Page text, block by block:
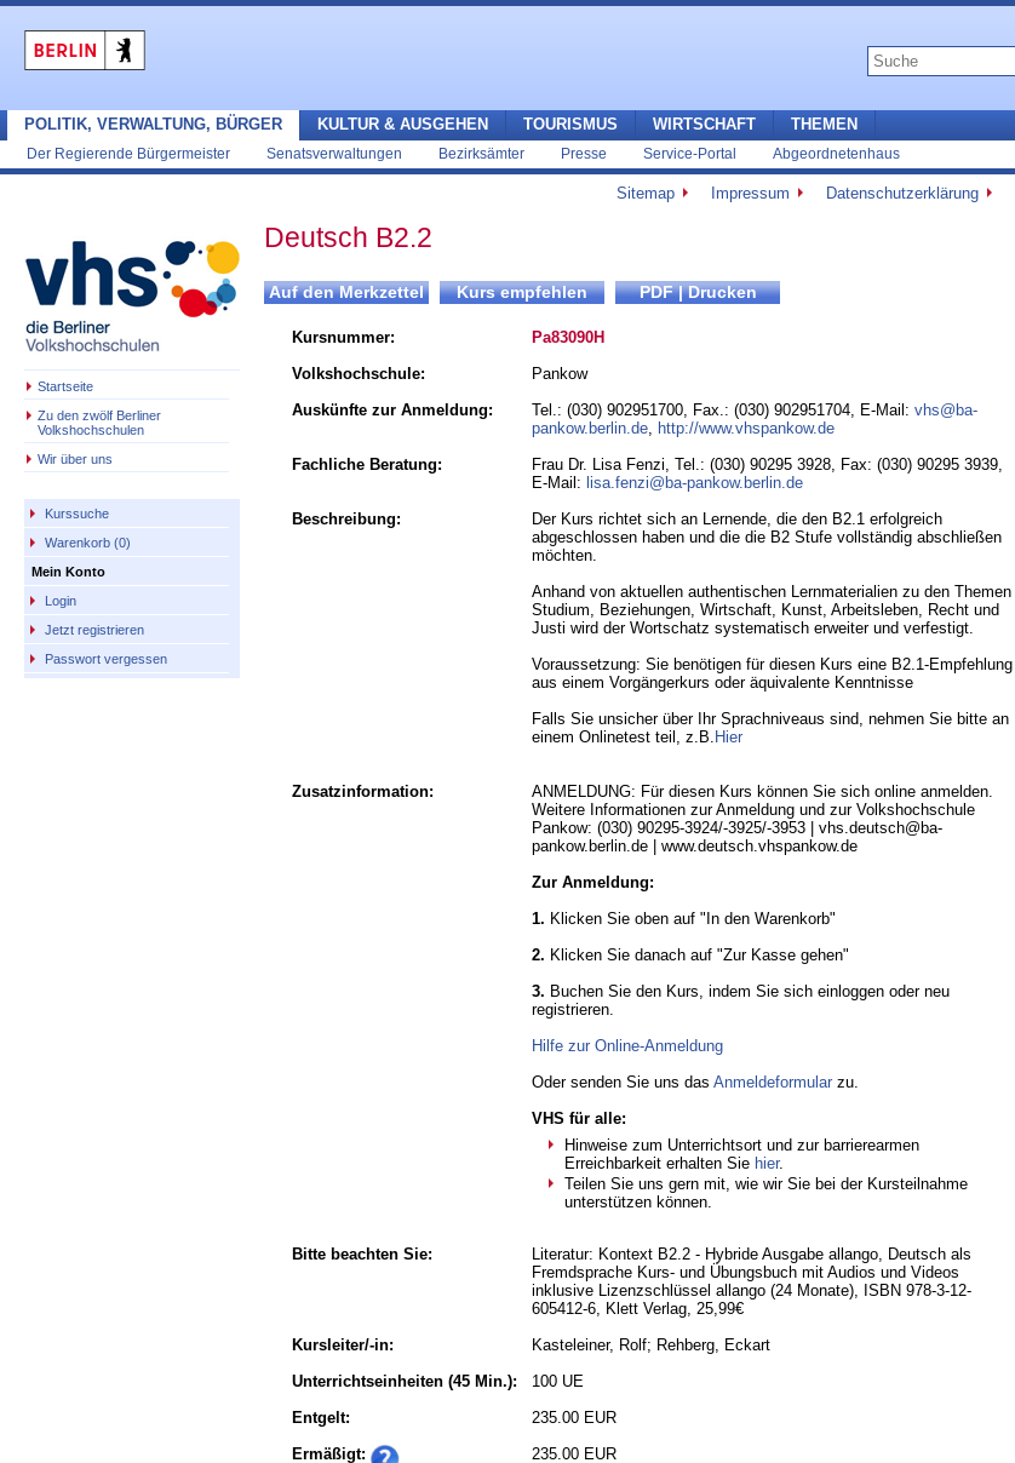
POLITIK, VERWALTUNG, BÜRGER
Der Regierende Bürgermeister Senatsverwaltungen Bezirksämter Presse Service-Portal Abgeordnetenhaus
KULTUR & AUSGEHEN TOURISMUS WIRTSCHAFT THEMEN
Sitemap Impressum Datenschutzerklärung
Startseite
Zu den zwölf Berliner
Volkshochschulen
Wir über uns
Kurssuche
Warenkorb (0)
Mein Konto
Login
Jetzt registrieren
Passwort vergessen
Deutsch B2.2
Kursnummer:
Pa83090H
Volkshochschule:
Pankow
Auskünfte zur Anmeldung:
Tel.: (030) 902951700, Fax.: (030) 902951704, E-Mail: vhs@ba-
pankow.berlin.de, http://www.vhspankow.de
Fachliche Beratung:
Frau Dr. Lisa Fenzi, Tel.: (030) 90295 3928, Fax: (030) 90295 3939,
E-Mail: lisa.fenzi@ba-pankow.berlin.de
Beschreibung:
Der Kurs richtet sich an Lernende, die den B2.1 erfolgreich
abgeschlossen haben und die die B2 Stufe vollständig abschließen
möchten.
Anhand von aktuellen authentischen Lernmaterialien zu den Themen
Studium, Beziehungen, Wirtschaft, Kunst, Arbeitsleben, Recht und
Justi wird der Wortschatz systematisch erweiter und verfestigt.
Voraussetzung: Sie benötigen für diesen Kurs eine B2.1-Empfehlung
aus einem Vorgängerkurs oder äquivalente Kenntnisse
Falls Sie unsicher über Ihr Sprachniveaus sind, nehmen Sie bitte an
einem Onlinetest teil, z.B. Hier
Zusatzinformation:
ANMELDUNG: Für diesen Kurs können Sie sich online anmelden.
Weitere Informationen zur Anmeldung und zur Volkshochschule
Pankow: (030) 90295-3924/-3925/-3953 | vhs.deutsch@ba-
pankow.berlin.de | www.deutsch.vhspankow.de
Zur Anmeldung:
1. Klicken Sie oben auf "In den Warenkorb"
2. Klicken Sie danach auf "Zur Kasse gehen"
3. Buchen Sie den Kurs, indem Sie sich einloggen oder neu
registrieren.
Hilfe zur Online-Anmeldung
Oder senden Sie uns das Anmeldeformular zu.
VHS für alle:
Hinweise zum Unterrichtsort und zur barrierearmen
Erreichbarkeit erhalten Sie hier.
Teilen Sie uns gern mit, wie wir Sie bei der Kursteilnahme
unterstützen können.
Bitte beachten Sie:
Literatur: Kontext B2.2 - Hybride Ausgabe allango, Deutsch als
Fremdsprache Kurs- und Übungsbuch mit Audios und Videos
inklusive Lizenzschlüssel allango (24 Monate), ISBN 978-3-12-
605412-6, Klett Verlag, 25,99€
Kursleiter/-in:
Kasteleiner, Rolf; Rehberg, Eckart
Unterrichtseinheiten (45 Min.):
100 UE
Entgelt:
235.00 EUR
Ermäßigt:
235.00 EUR